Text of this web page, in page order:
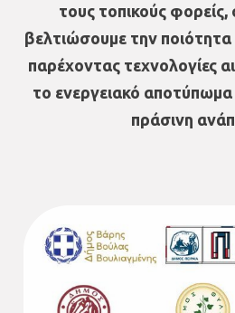
τους τοπικούς
βελτιώσουμε την
παρέχοντας τεχνολογίες
το ενεργειακό
πράσινη